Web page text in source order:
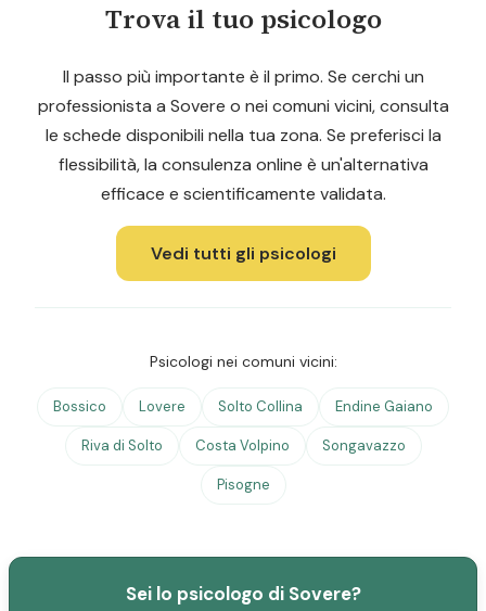
Trova il tuo psicologo
Il passo più importante è il primo. Se cerchi un
professionista a Sovere o nei comuni vicini, consulta
le schede disponibili nella tua zona. Se preferisci la
flessibilità, la consulenza online è un'alternativa
efficace e scientificamente validata.
Vedi tutti gli psicologi
Psicologi nei comuni vicini:
Bossico Lovere Solto Collina Endine Gaiano
Riva di Solto Costa Volpino Songavazzo
Pisogne
Sei lo psicologo di Sovere?